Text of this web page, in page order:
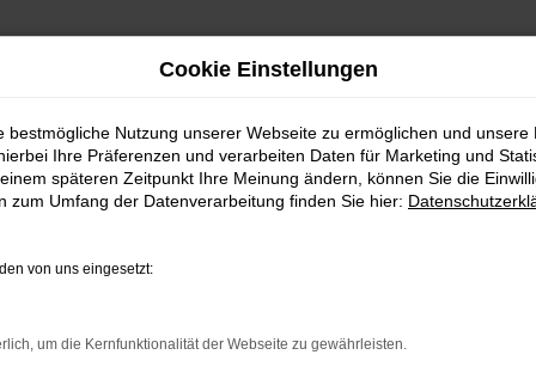
Der Autor übernimmt keinerlei Gewähr für die Aktualität,
Cookie Einstellungen
bestmögliche Nutzung unserer Webseite zu ermöglichen und unsere
Ihre Präferenzen und verarbeiten Daten für Marketing und
späteren Zeitpunkt Ihre Meinung ändern, können Sie die
zum Umfang der Datenverarbeitung finden Sie hier:
von uns eingesetzt:
um die Kernfunktionalität der Webseite zu gewährleisten.